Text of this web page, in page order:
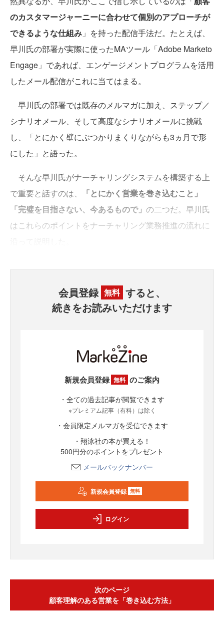
のカスタマージャーニーに合わせて個別のアプローチが
できるような仕組み 」を持った配信手法だ。たとえば、
早川氏の部署が実際に使ったMAツール「Adobe Marketo
Engage」であれば、エンゲージメントプログラムを活用
したメール配信がこれに当てはまる。
早川氏の部署では既存のメルマガに加え、ステップ／
シナリオメール、そして高度なシナリオメールに挑戦
し、「とにかく壁にぶつかりまくりながらも3ヵ月で形
にした」と語った。
そんな早川氏がナーチャリングシステムを構築する上
で重要と話すのは、
「とにかく営業を巻き込むこと」
「完璧を目指さない、今あるもので」 の二つだ。早川氏
はこれらのポイントをナーチャリング業務推進の流れに
会員登録 無料 すると、
続きをお読みいただけます
新規会員登録 無料 のご案内
・全ての過去記事が閲覧できます
※プレミアム記事（有料）は除く
・会員限定メルマガを受信できます
・翔泳社の本が買える！
500円分のポイントをプレゼント
メールバックナンバー
新規会員登録 無料
ログイン
次のページ
顧客理解のある営業を「巻き込む方法」